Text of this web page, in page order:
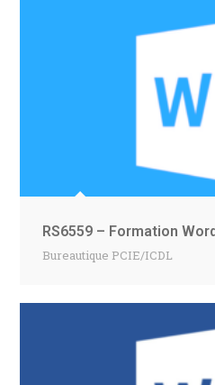
RS6559 – Formation
Bureautique PCIE/ICDL